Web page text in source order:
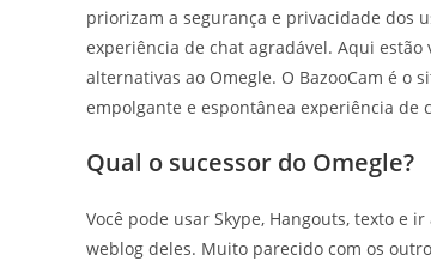
priorizam a segurança e privacidade dos
experiência de chat agradável. Aqui
alternativas ao Omegle. O BazooCam é o
empolgante e espontânea experiência de
Qual o sucessor do Omegle?
Você pode usar Skype, Hangouts, texto e
weblog deles. Muito parecido com os